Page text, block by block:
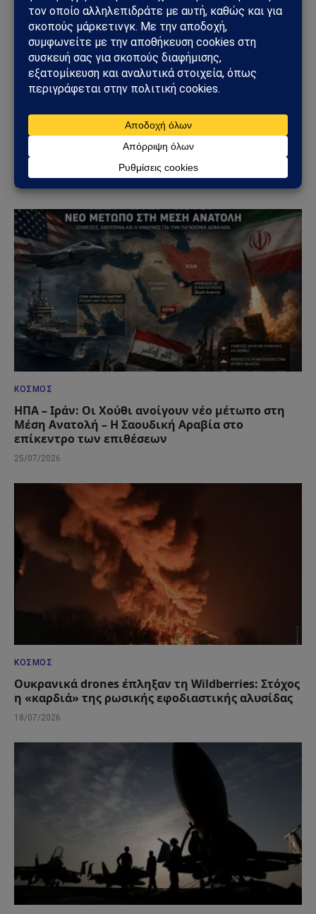
ΗΠΑ – Ιράν: Νέος γύρος αμερικανικών
βομβαρδισμών μετά την ιρανική πυραυλική
επίθεση – Η Μέση Ανατολή εισέρχεται σε ακόμη
πιο επικίνδυνη φάση
31/07/2026
ΚΌΣΜΟΣ
ΗΠΑ – Ιράν: Οι Χούθι ανοίγουν νέο μέτωπο στη
Μέση Ανατολή – Η Σαουδική Αραβία στο
επίκεντρο των επιθέσεων
25/07/2026
ΚΌΣΜΟΣ
Ουκρανικά drones έπληξαν τη Wildberries: Στόχος
η «καρδιά» της ρωσικής εφοδιαστικής αλυσίδας
18/07/2026